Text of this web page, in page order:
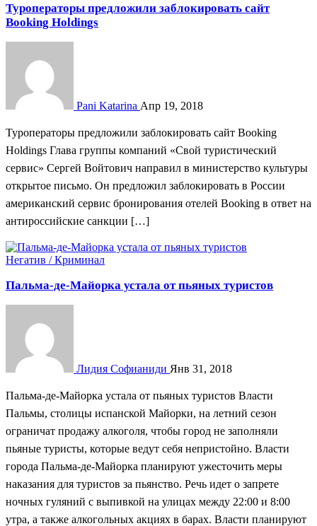
Туроператоры предложили заблокировать сайт
Booking Holdings
Pani Katarina Апр 19, 2018
Туроператоры предложили заблокировать сайт Booking
Holdings Глава группы компаний «Свой туристический
сервис» Сергей Войтович направил в министерство культуры
открытое письмо. Он предложил заблокировать в России
американский сервис бронирования отелей Booking в ответ на
антироссийские санкции […]
Негатив / Криминал
Пальма-де-Майорка устала от пьяных туристов
Лидия Софианиди Янв 31, 2018
Пальма-де-Майорка устала от пьяных туристов Власти
Пальмы, столицы испанской Майорки, на летний сезон
ограничат продажу алкоголя, чтобы город не заполняли
пьяные туристы, которые ведут себя непристойно. Власти
города Пальма-де-Майорка планируют ужесточить меры
наказания для туристов за пьянство. Речь идет о запрете
ночных гуляний с выпивкой на улицах между 22:00 и 8:00
утра, а также алкогольных акциях в барах. Власти планируют